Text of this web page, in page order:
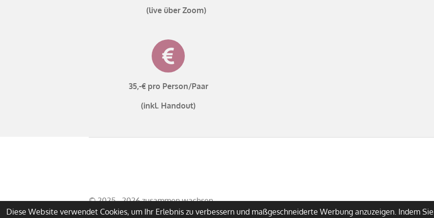
Diese Website verwendet Cookies, um Ihr Erlebnis zu verbessern und maßgeschneiderte Werbung anzuzeigen. Indem
(live über Zoom)
35,-€ pro Person/Paar
(inkl. Handout)
© 2025 - 2026 zusammen wachsen